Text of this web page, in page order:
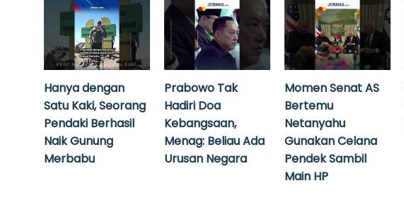
Hanya dengan
Satu Kaki, Seorang
Pendaki Berhasil
Naik Gunung
Merbabu
Prabowo Tak
Hadiri Doa
Kebangsaan,
Menag: Beliau Ada
Urusan Negara
Momen Senat AS
Bertemu
Netanyahu
Gunakan Celana
Pendek Sambil
Main HP